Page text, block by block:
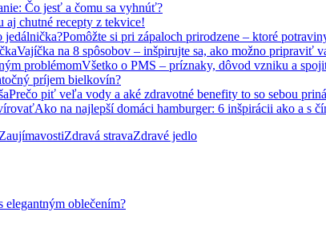
Čo jesť a čomu sa vyhnúť?
aj chutné recepty z tekvice!
Pomôžte si pri zápaloch prirodzene – ktoré
Vajíčka na 8 spôsobov – inšpirujte sa, ako možno pripraviť
Všetko o PMS – príznaky, dôvod vzniku a
príjem bielkovín?
Prečo piť veľa vody a aké zdravotné benefity to so sebou
Ako na najlepší domáci hamburger: 6 inšpirácii ako a s
ZaujímavostiZdravá stravaZdravé jedlo
elegantným oblečením?